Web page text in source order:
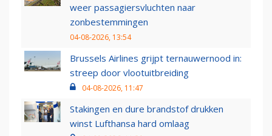
weer passagiersvluchten naar
zonbestemmingen
04-08-2026, 13:54
Brussels Airlines grijpt ternauwernood in:
streep door vlootuitbreiding
04-08-2026, 11:47
Stakingen en dure brandstof drukken
winst Lufthansa hard omlaag